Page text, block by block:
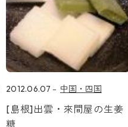
2012.06.07 中国・四国
[島根]出雲・來間屋の生姜
糖